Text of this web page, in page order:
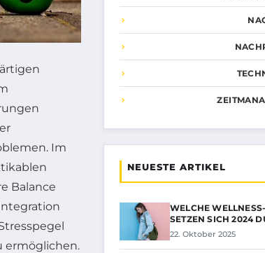
Im
Balance
ermöglichen.
NEUESTE ARTIKEL
WELCHE
SETZEN SICH 2024
22. Oktober 2025